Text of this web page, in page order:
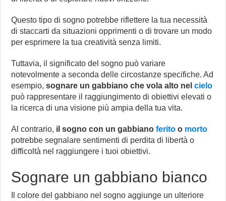
Questo tipo di sogno potrebbe riflettere la tua necessità
di staccarti da situazioni opprimenti o di trovare un modo
per esprimere la tua creatività senza limiti.
Tuttavia, il significato del sogno può variare
notevolmente a seconda delle circostanze specifiche. Ad
esempio,sognare un gabbiano che vola alto nelcielo
può rappresentare il raggiungimento di obiettivi elevati o
la ricerca di una visione più ampia della tua vita.
Al contrario, il sogno con un gabbianoferito o morto
potrebbe segnalare sentimenti di perdita di libertà o
difficoltà nel raggiungere i tuoi obiettivi.
Sognare un gabbiano bianco
Il colore del gabbiano nel sogno aggiunge un ulteriore